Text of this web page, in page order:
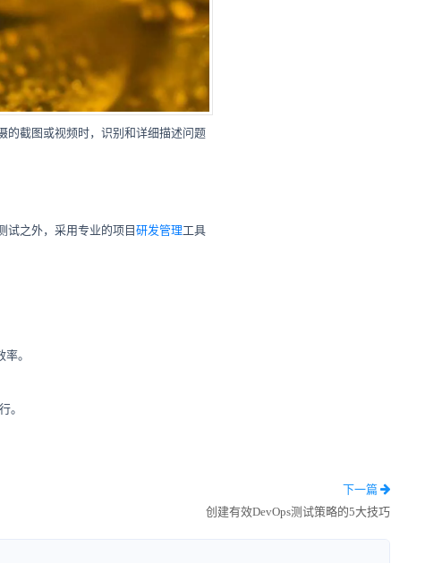
的截图或视频时，识别和详细描述问题
试之外，采用专业的项目研发管理工具
。
。
下一篇
创建有效DevOps测试策略的5大技巧